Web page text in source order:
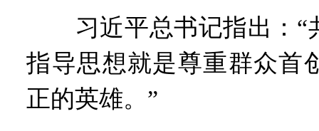
习近平总书记指出：“
指导思想就是尊重群众首
正的英雄。”